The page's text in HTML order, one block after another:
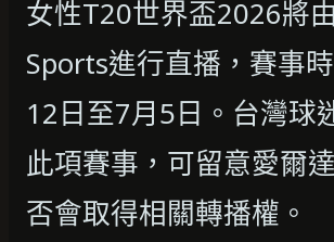
女性T20世界盃2026將
Sports進行直播，賽事
12日至7月5日。台灣球
此項賽事，可留意愛爾
否會取得相關轉播權。